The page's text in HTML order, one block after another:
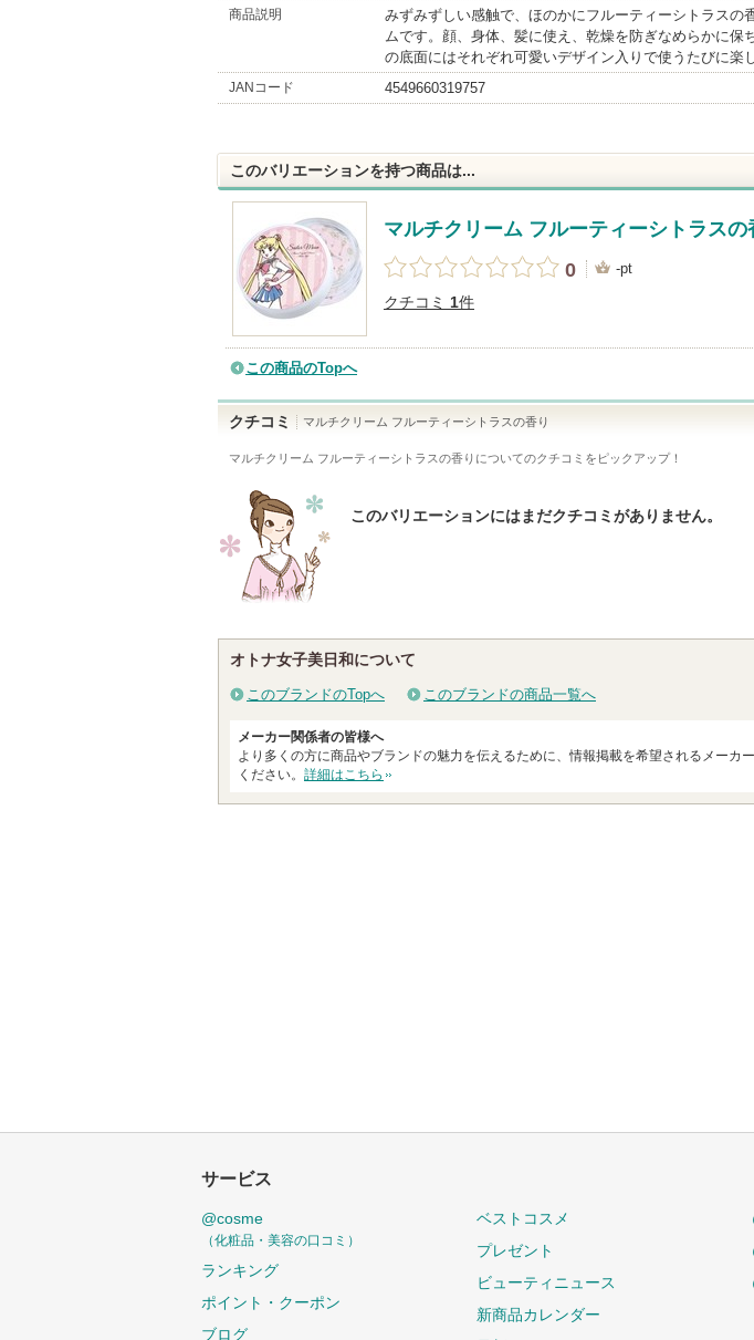
商品説明
みずみずしい感触で、ほのかにフルーティーシトラスの
ムです。顔、身体、髪に使え、乾燥を防ぎなめらかに保
の底面にはそれぞれ可愛いデザイン入りで使うたびに楽
JANコード 4549660319757
このバリエーションを持つ商品は...
マルチクリーム フルーティーシトラスの
0
-pt
クチコミ 1件
この商品のTopへ
クチコミ マルチクリーム フルーティーシトラスの香り
マルチクリーム フルーティーシトラスの香り についてのクチコミをピックアップ！
このバリエーションにはまだクチコミがありません。
オトナ女子美日和について
このブランドのTopへ このブランドの商品一覧へ
メーカー関係者の皆様へ
より多くの方に商品やブランドの魅力を伝えるために、情報掲載を希望されるメーカ
ください。 詳細はこちら
サービス
@cosme
（化粧品・美容の口コミ）
ランキング
ポイント・クーポン
ブログ
ベストコスメ
プレゼント
ビューティニュース
新商品カレンダー